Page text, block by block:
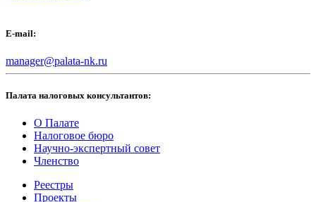
E-mail:
manager@palata-nk.ru
Палата налоговых консультантов:
О Палате
Налоговое бюро
Научно-экспертный совет
Членство
Реестры
Проекты